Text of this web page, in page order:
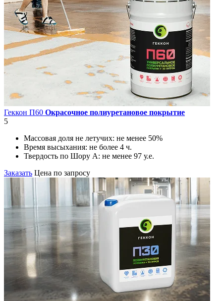
Геккон П60 Окрасочное полиуретановое покрытие
5
Массовая доля не летучих: не менее 50%
Время высыхания: не более 4 ч.
Твердость по Шору А: не менее 97 у.е.
Заказать Цена по запросу